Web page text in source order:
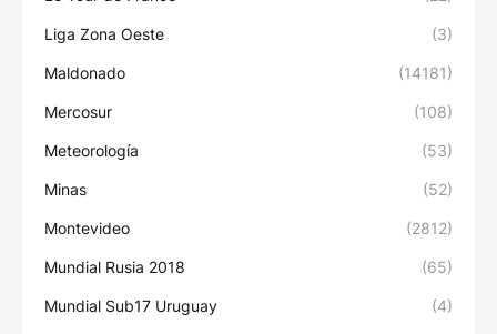
Liga Zona Oeste (3)
Maldonado (14181)
Mercosur (108)
Meteorología (53)
Minas (52)
Montevideo (2812)
Mundial Rusia 2018 (65)
Mundial Sub17 Uruguay (4)